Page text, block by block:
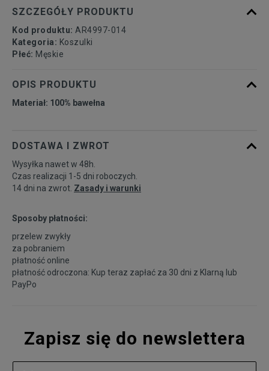
XL
Powiadom o
dostępności
XXL
Powiadom o
dostępności
XXXXL
Powiadom o
dostępności
SZCZEGÓŁY PRODUKTU
Kod produktu: AR4997-014
Kategoria: Koszulki
Płeć: Męskie
OPIS PRODUKTU
Materiał: 100% bawełna
DOSTAWA I ZWROT
Wysyłka nawet w 48h.
Czas realizacji 1-5 dni roboczych.
14 dni na zwrot. Zasady i warunki
Sposoby płatności:
przelew zwykły
za pobraniem
płatność online
płatność odroczona: Kup teraz zapłać za 30 dni z Klarną lub
PayPo
Zapisz się do newslettera